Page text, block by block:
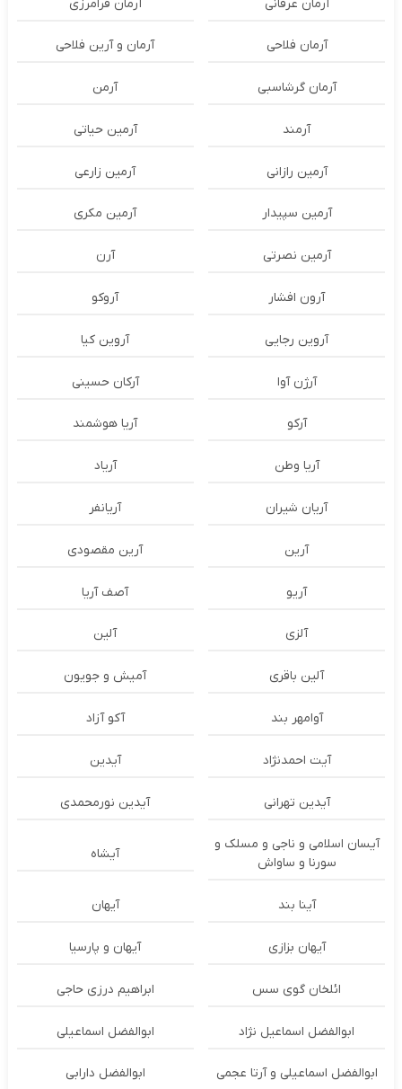
آرمان عرفانی آرمان فرامرزی
آرمان فلاحی آرمان و آرین فلاحی
آرمان گرشاسبی آرمن
آرمند آرمین حیاتی
آرمین رازانی آرمین زارعی
آرمین سپیدار آرمین مکری
آرمین نصرتی آرن
آرون افشار آروکو
آروین رجایی آروین کیا
آرژن آوا آرکان حسینی
آرکو آریا هوشمند
آریا وطن آریاد
آریان شیران آریانفر
آرین آرین مقصودی
آریو آصف آریا
آلزی آلین
آلین باقری آمیش و جویون
آوامهر بند آکو آزاد
آیت احمدنژاد آیدین
آیدین تهرانی آیدین نورمحمدی
آیسان اسلامی و ناجی و مسلک و
سورنا و ساواش
آیشاه
آینا بند آیهان
آیهان بزازی آیهان و پارسیا
ائلخان گوی سس ابراهیم درزی حاجی
ابوالفضل اسماعیل نژاد ابوالفضل اسماعیلی
ابوالفضل اسماعیلی و آرتا عجمی ابوالفضل دارابی